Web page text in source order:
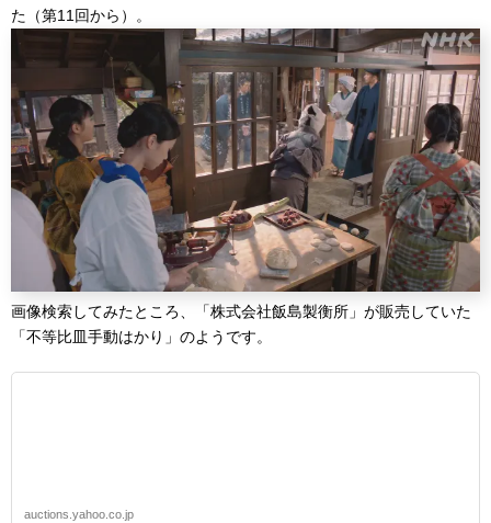
た（第11回から）。
画像検索してみたところ、「株式会社飯島製衡所」が販売していた
「不等比皿手動はかり」のようです。
auctions.yahoo.co.jp